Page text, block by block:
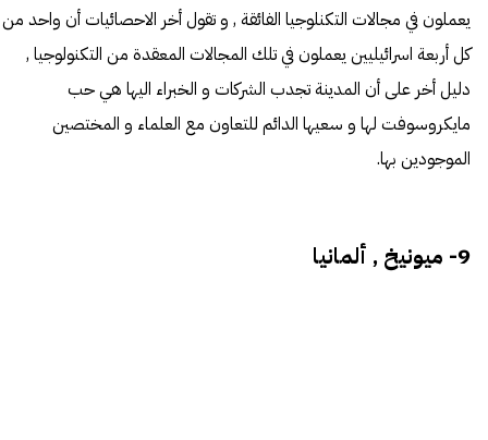
يعملون في مجالات التكنلوجيا الفائقة , و تقول أخر الاحصائيات أن واحد من
كل أربعة اسرائيليين يعملون في تلك المجالات المعقدة من التكنولوجيا ,
دليل أخر على أن المدينة تجدب الشركات و الخبراء اليها هي حب
مايكروسوفت لها و سعيها الدائم للتعاون مع العلماء و المختصين
الموجودين بها.
9- ميونيخ , ألمانيا